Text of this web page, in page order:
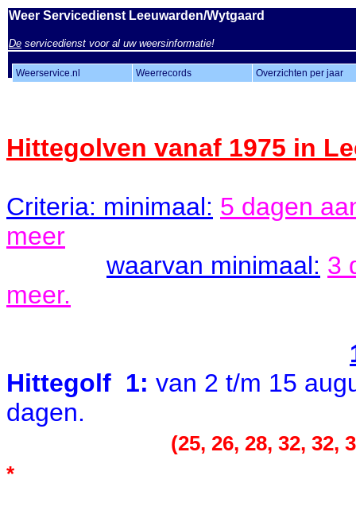
Weer Servicedienst Leeuwarden/Wytgaard
De servicedienst voor al uw weersinformatie!
Weerservice.nl Weerrecords Overzichten per jaar
Hittegolven vanaf 1975 in
Criteria: minimaal: 5 dagen
meer
waarvan minimaal: 3
meer.
Hittegolf 1: van 2 t/m 15
dagen.
(25, 26, 28, 32, 32,
*